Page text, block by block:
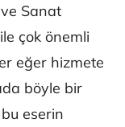
Sanat
çok önemli
eğer hizmete
böyle bir
eserin